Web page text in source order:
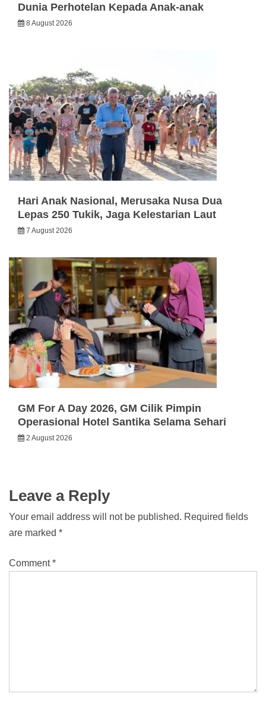
Dunia Perhotelan Kepada Anak-anak
8 August 2026
Hari Anak Nasional, Merusaka Nusa Dua
Lepas 250 Tukik, Jaga Kelestarian Laut
7 August 2026
GM For A Day 2026, GM Cilik Pimpin
Operasional Hotel Santika Selama Sehari
2 August 2026
Leave a Reply
Your email address will not be published. Required fields
are marked *
Comment*